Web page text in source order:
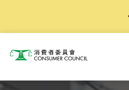
消費者委員會